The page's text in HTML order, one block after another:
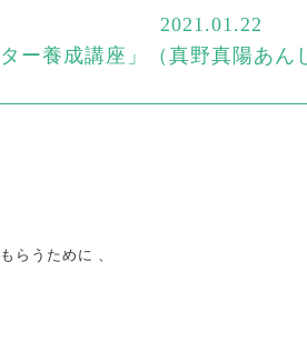
2021.01.22
ー養成講座」（真野真陽あん
らうために 、